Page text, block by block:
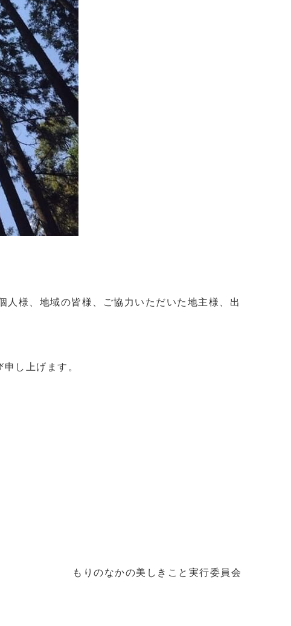
人様、地域の皆様、ご協力いただいた地主様、出
し上げます。
もりのなかの美しきこと実行委員会